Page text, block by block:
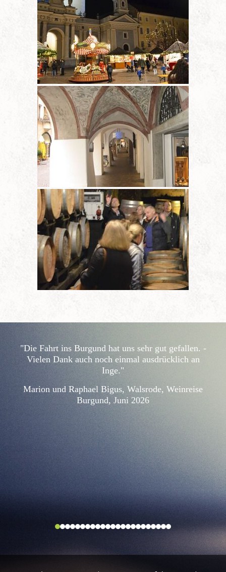
"Die Fahrt ins Burgund hat uns sehr gut gefallen. -
Vielen Dank auch noch einmal ausdrücklich an
Inge."
Marion und Raphael Bigus, Walsrode, Weinreise
Burgund, Juni 2026